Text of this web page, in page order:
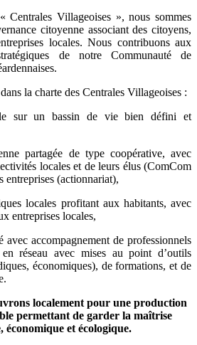
Centrales Villageoises », nous sommes
citoyenne associant des citoyens,
locales. Nous contribuons aux
de notre Communauté de
la charte des Centrales Villageoises :
sur un bassin de vie bien défini et
partagée de type coopérative, avec
locales et de leurs élus (ComCom
entreprises (actionnariat),
locales profitant aux habitants, avec
entreprises locales,
avec accompagnement de professionnels
réseau avec mises au point d’outils
économiques), de formations, et de
localement pour une production
permettant de garder la maîtrise
économique et écologique.